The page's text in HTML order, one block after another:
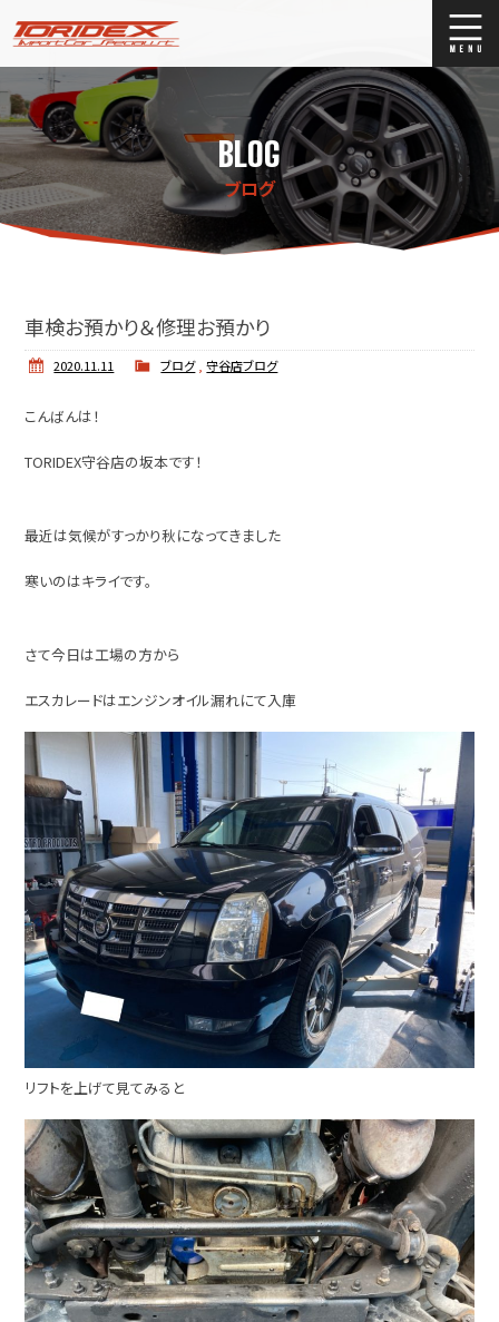
ブログ
Stock list
ストックリスト
買取
BLOG
ブログ
車検お預かり＆修理お預かり
2020.11.11 ブログ,守谷店ブログ
こんばんは！
TORIDEX守谷店の坂本です！
最近は気候がすっかり秋になってきました
寒いのはキライです。
さて今日は工場の方から
エスカレードはエンジンオイル漏れにて入庫
リフトを上げて見てみると